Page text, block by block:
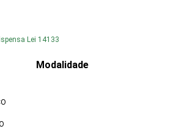
Lei 14133
Modalidade